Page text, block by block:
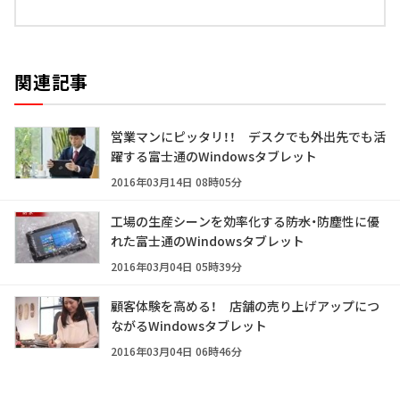
関連記事
営業マンにピッタリ！！ デスクでも外出先でも活
躍する富士通のWindowsタブレット
2016年03月14日 08時05分
工場の生産シーンを効率化する――防水・防塵性に優
れた富士通のWindowsタブレット
2016年03月04日 05時39分
顧客体験を高める！ 店舗の売り上げアップにつ
ながるWindowsタブレット
2016年03月04日 06時46分